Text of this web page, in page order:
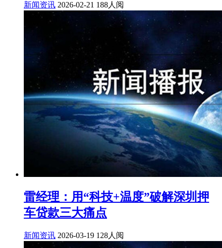
新闻资讯 2026-02-21 188人阅
雷经理：用“科技+温度”破解深圳押
车贷款三大痛点
新闻资讯 2026-03-19 128人阅